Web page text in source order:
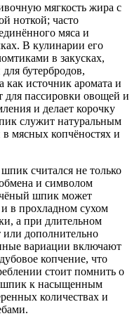
мягкость жира с
ноткой; часто
мяса и
В кулинарии его
в закусках,
бутербродов,
источник аромата и
пассировки овощей и
и делает корочку
служит натуральным
мясных копчёностях и
считался не только
и символом
шпик может
в прохладном сухом
а при длительном
дополнительно
вариации включают
копчение, что
стоит помнить о
шпик к насыщенным
количествах и